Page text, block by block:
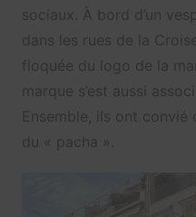
sociaux. À bord d’un
dans les rues de la
floquée du logo de la
marque s’est aussi
Ensemble, ils ont convié
du « pacha ».